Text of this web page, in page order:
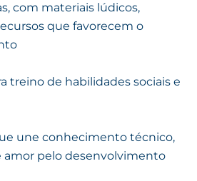
com materiais lúdicos,
que favorecem o
treino de habilidades sociais e
une conhecimento técnico,
amor pelo desenvolvimento